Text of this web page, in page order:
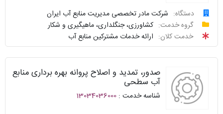
سامانه
خدمات
دولت
توافقنامه
شناسنامه
نظرسنجی
سوالات
دستگاه:
شرکت مادر تخصصی مدیریت منابع آب ایران
گروه خدمت:
کشاورزی، جنگلداری، ماهیگیری و شکار
خدمت کلان:
ارائه خدمات مشترکین منابع آب
درخواست
پیگیری
واحد
پاسخگو
صدور، تمدید و اصلاح پروانه بهره برداری منابع
آب سطحی
شناسه خدمت : 13034036000